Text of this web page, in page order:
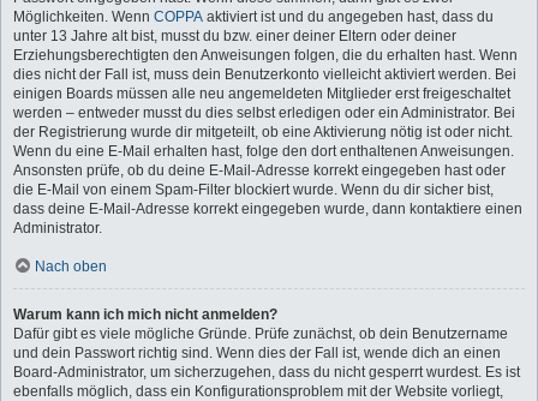
Möglichkeiten. Wenn COPPA aktiviert ist und du angegeben hast, dass du
unter 13 Jahre alt bist, musst du bzw. einer deiner Eltern oder deiner
Erziehungsberechtigten den Anweisungen folgen, die du erhalten hast. Wenn
dies nicht der Fall ist, muss dein Benutzerkonto vielleicht aktiviert werden. Bei
einigen Boards müssen alle neu angemeldeten Mitglieder erst freigeschaltet
werden – entweder musst du dies selbst erledigen oder ein Administrator. Bei
der Registrierung wurde dir mitgeteilt, ob eine Aktivierung nötig ist oder nicht.
Wenn du eine E-Mail erhalten hast, folge den dort enthaltenen Anweisungen.
Ansonsten prüfe, ob du deine E-Mail-Adresse korrekt eingegeben hast oder
die E-Mail von einem Spam-Filter blockiert wurde. Wenn du dir sicher bist,
dass deine E-Mail-Adresse korrekt eingegeben wurde, dann kontaktiere einen
Administrator.
Nach oben
Warum kann ich mich nicht anmelden?
Dafür gibt es viele mögliche Gründe. Prüfe zunächst, ob dein Benutzername
und dein Passwort richtig sind. Wenn dies der Fall ist, wende dich an einen
Board-Administrator, um sicherzugehen, dass du nicht gesperrt wurdest. Es ist
ebenfalls möglich, dass ein Konfigurationsproblem mit der Website vorliegt,